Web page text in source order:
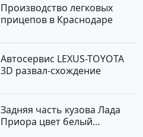
Производство легковых
прицепов в Краснодаре
Автосервис LEXUS-TOYOTA
3D развал-схождение
Задняя часть кузова Лада
Приора цвет белый